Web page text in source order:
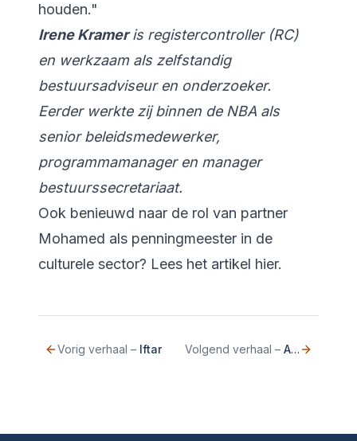
houden."
Irene Krameris registercontroller (RC)
en werkzaam als zelfstandig
bestuursadviseur en onderzoeker.
Eerder werkte zij binnen de NBA als
senior beleidsmedewerker,
programmamanager en manager
bestuurssecretariaat.
Ook benieuwd naar de rol van partner
Mohamed als penningmeester in de
culturele sector? Lees het artikel hier.
Vorig verhaal – Iftar Volgend verhaal – Afscheid Jos Stengs